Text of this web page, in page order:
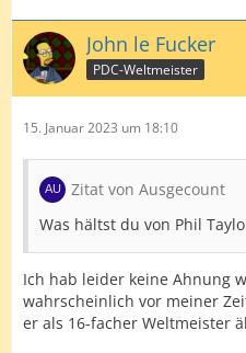
John le Fucker
PDC-Weltmeister
15. Januar 2023 um 18:10
Zitat von Ausgecount
Was hältst du von Phil
Ich hab leider keine Ahnung
wahrscheinlich vor meiner
er als 16-facher Weltmeister